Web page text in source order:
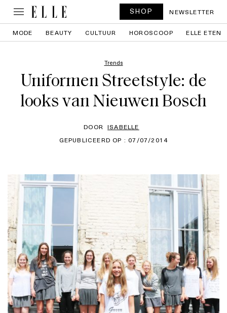
SHOP NEWSLETTER
MODE BEAUTY CULTUUR HOROSCOOP ELLE ETEN
Trends
Uniformen Streetstyle: de
looks van Nieuwen Bosch
DOOR ISABELLE
GEPUBLICEERD OP : 07/07/2014